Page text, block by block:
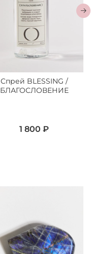
Спрей BLESSING /
БЛАГОСЛОВЕНИЕ
1 800 ₽